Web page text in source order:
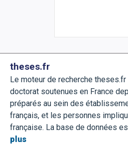
theses.fr
Le moteur de recherche
doctorat soutenues en France
préparés au sein des
français, et les personnes
française. La base de données
plus